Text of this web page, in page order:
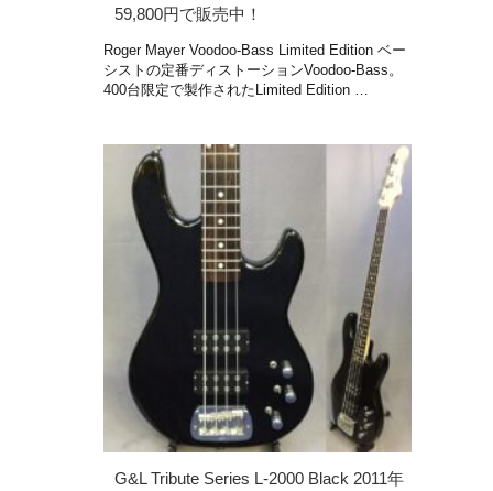
59,800円で販売中！
Roger Mayer Voodoo-Bass Limited Edition ベー
シストの定番ディストーションVoodoo-Bass。
400台限定で製作されたLimited Edition …
G&L Tribute Series L-2000 Black 2011年